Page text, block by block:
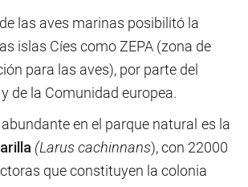
las aves marinas posibilitó la
islas Cíes como ZEPA (zona de
para las aves), por parte del
de la Comunidad europea.
en el parque natural es la
(Larus cachinnans), con 22000
que constituyen la colonia